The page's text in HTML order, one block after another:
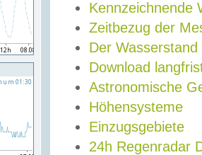
Kennzeichnende
Zeitbezug der
Der Wasserstand
Download
Astronomische
Höhensysteme
Einzugsgebiete
24h Regenradar